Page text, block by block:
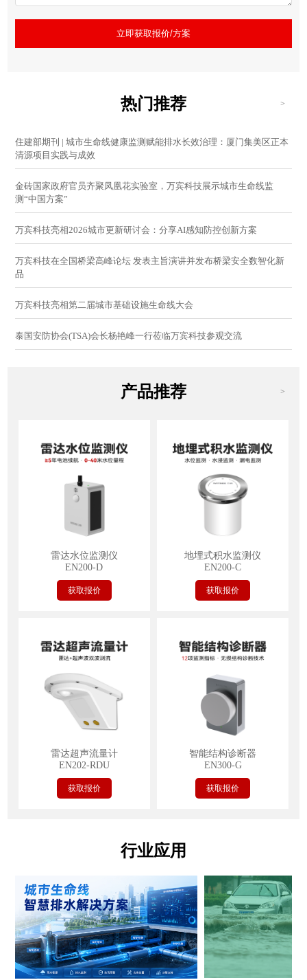
立即获取报价/方案
热门推荐 >
住建部期刊 | 城市生命线健康监测赋能排水长效治理：厦门集美区正本
清源项目实践与成效
金砖国家政府官员齐聚凤凰花实验室，万宾科技展示城市生命线监
测“中国方案”
万宾科技亮相2026城市更新研讨会：分享AI感知防控创新方案
万宾科技在全国桥梁高峰论坛 发表主旨演讲并发布桥梁安全数智化新
品
万宾科技亮相第二届城市基础设施生命线大会
泰国安防协会(TSA)会长杨艳峰一行莅临万宾科技参观交流
产品推荐 >
雷达水位监测仪
EN200-D
获取报价
地埋式积水监测仪
EN200-C
获取报价
雷达超声流量计
EN202-RDU
获取报价
智能结构诊断器
EN300-G
获取报价
行业应用